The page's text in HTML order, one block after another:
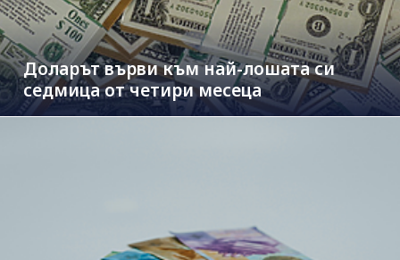
Доларът върви към най-лошата си
седмица от четири месеца